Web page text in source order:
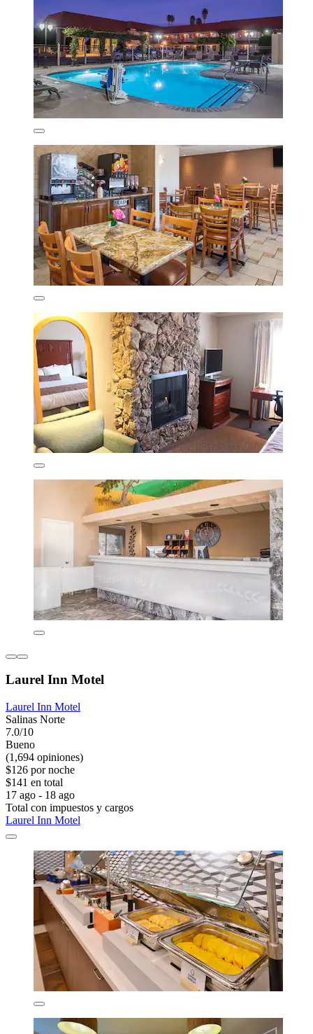
Laurel Inn Motel
Laurel Inn Motel
Salinas Norte
7.0/10
Bueno
(1,694 opiniones)
$126 por noche
$141 en total
17 ago - 18 ago
Total con impuestos y cargos
Laurel Inn Motel